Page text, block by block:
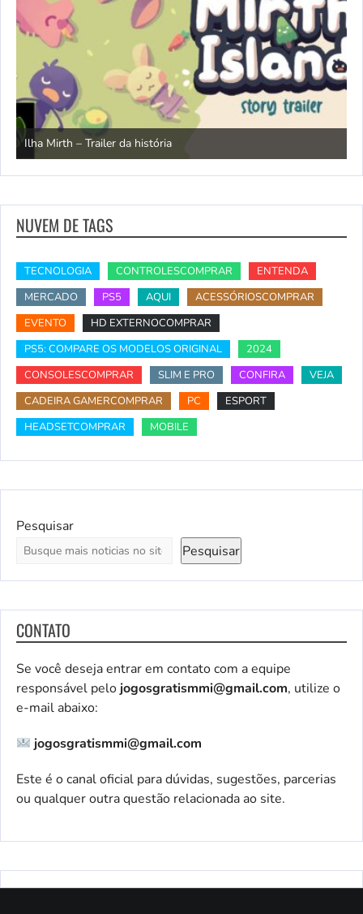
Ilha Mirth – Trailer da história
NUVEM DE TAGS
TECNOLOGIA CONTROLESCOMPRAR
ENTENDA
MERCADO
PS5 AQUI
ACESSÓRIOSCOMPRAR
EVENTO
HD EXTERNOCOMPRAR
PS5: COMPARE OS MODELOS ORIGINAL
2024
CONSOLESCOMPRAR
SLIM E PRO CONFIRA
VEJA
CADEIRA GAMERCOMPRAR
PC
ESPORT
HEADSETCOMPRAR
MOBILE
Pesquisar
Pesquisar
CONTATO
Se você deseja entrar em contato com a equipe
responsável pelojogosgratismmi@gmail.com, utilize o
e-mail abaixo:
jogosgratismmi@gmail.com
Este é o canal oficial para dúvidas, sugestões, parcerias
ou qualquer outra questão relacionada ao site.